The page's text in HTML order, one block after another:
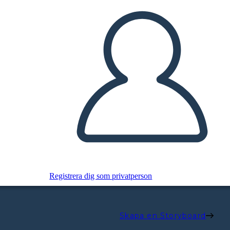
Registrera dig som privatperson
Skapa en Storyboard